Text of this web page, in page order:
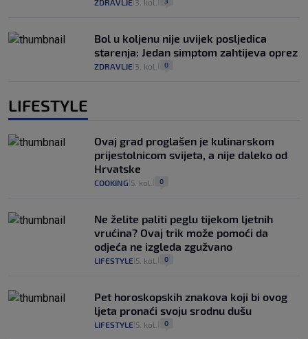
ZDRAVLJE 3. kol.
Bol u koljenu nije uvijek posljedica
starenja: Jedan simptom zahtijeva oprez
ZDRAVLJE 3. kol. 0
LIFESTYLE
Ovaj grad proglašen je kulinarskom
prijestolnicom svijeta, a nije daleko od
Hrvatske
COOKING 5. kol. 0
Ne želite paliti peglu tijekom ljetnih
vrućina? Ovaj trik može pomoći da
odjeća ne izgleda zgužvano
LIFESTYLE 5. kol. 0
Pet horoskopskih znakova koji bi ovog
ljeta pronaći svoju srodnu dušu
LIFESTYLE 5. kol. 0